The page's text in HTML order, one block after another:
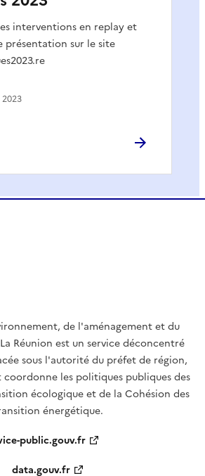
interventions en replay et
présentation sur le site
de l'aménagement et du
Réunion est un service déconcentré
sous l'autorité du préfet de région,
les politiques publiques des
écologique et de la Cohésion des
énergétique.
public.gouv.fr
data.gouv.fr